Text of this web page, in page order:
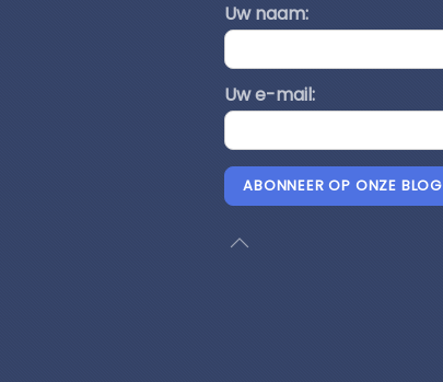
Uw naam:
Uw e-mail:
ABONNEER OP ONZE BLOG